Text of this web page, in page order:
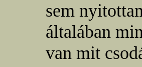
sem
általában
van mit